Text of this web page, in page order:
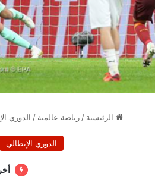
الرئيسية / رياضة عالمية / الدوري
الدوري الإيطالي